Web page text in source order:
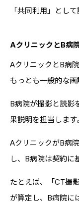
「共同利用」とし
AクリニックとB病
AクリニックとB病
もっとも一般的な画
B病院が撮影と読影
果説明を担当します。
AクリニックがB病
し、B病院は契約に
たとえば、「CT撮
が算定し、B病院に